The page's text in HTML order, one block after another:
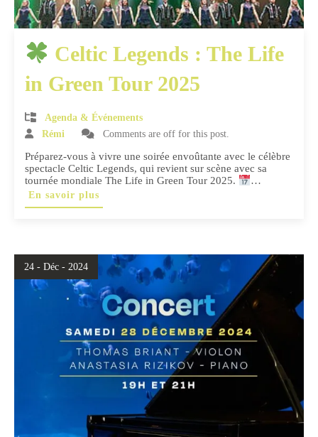
Celtic Legends : The Life
in Green Tour 2025
Agenda & Événements
Rémi
Comments are off for this post.
Préparez-vous à vivre une soirée envoûtante avec le célèbre
spectacle Celtic Legends, qui revient sur scène avec sa
tournée mondiale The Life in Green Tour 2025.
…
En savoir plus
24 - Déc - 2024